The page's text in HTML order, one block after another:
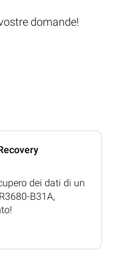
domande!
dei dati di un
B31A,